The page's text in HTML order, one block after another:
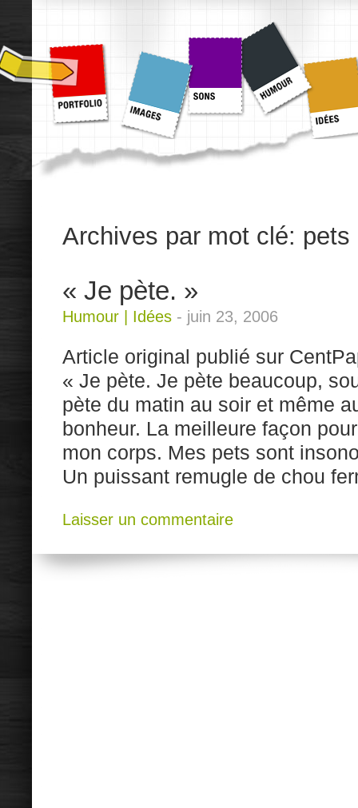
Archives par mot clé: pets
« Je pète. »
Humour Idées - juin 23, 2006
Article original publié sur
« Je pète. Je pète beaucoup,
pète du matin au soir et même
bonheur. La meilleure façon
mon corps. Mes pets sont
Un puissant remugle de chou
Laisser un commentaire